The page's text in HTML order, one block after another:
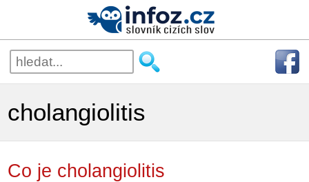
cholangiolitis
Co je cholangiolitis